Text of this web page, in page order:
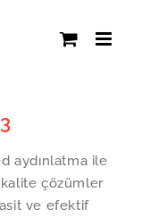
aydınlatma ile
çözümler
ve efektif